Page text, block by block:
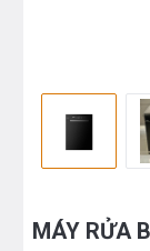
MÁY RỬA